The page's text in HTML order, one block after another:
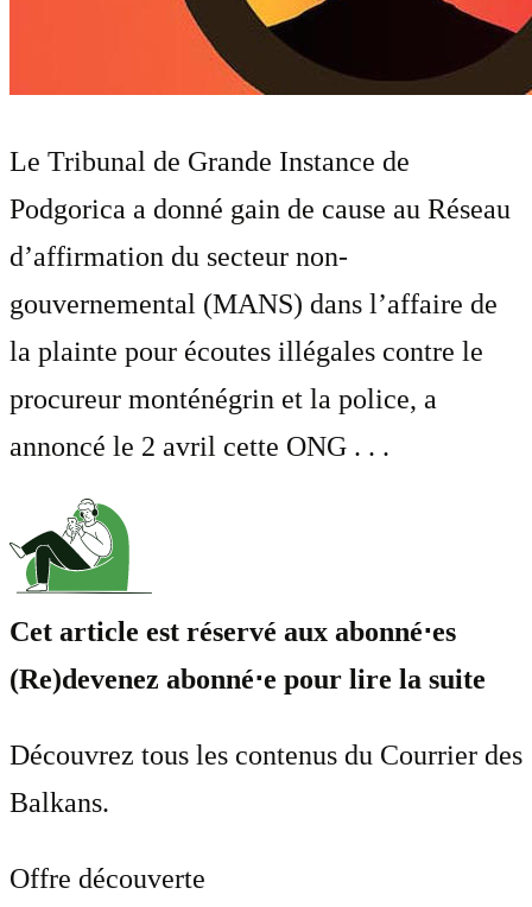
Le Tribunal de Grande Instance de
Podgorica a donné gain de cause au Réseau
d’affirmation du secteur non-
gouvernemental (MANS) dans l’affaire de
la plainte pour écoutes illégales contre le
procureur monténégrin et la police, a
annoncé le 2 avril cette ONG . . .
Cet article est réservé aux abonné⋅es
(Re)devenez abonné⋅e pour lire la suite
Découvrez tous les contenus du Courrier des
Balkans.
Offre découverte